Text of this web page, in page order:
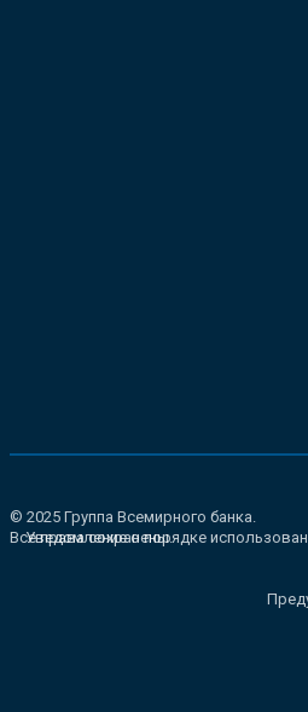
© 2025 Группа Всемирного банка.
Все права сохранены.
Уведомление о порядке